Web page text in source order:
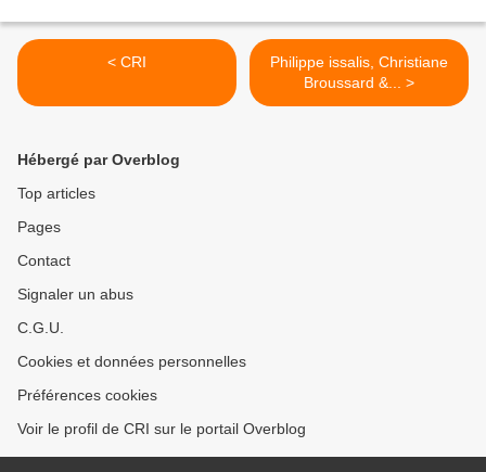
< CRI
Philippe issalis, Christiane
Broussard &... >
Hébergé par Overblog
Top articles
Pages
Contact
Signaler un abus
C.G.U.
Cookies et données personnelles
Préférences cookies
Voir le profil de CRI sur le portail Overblog